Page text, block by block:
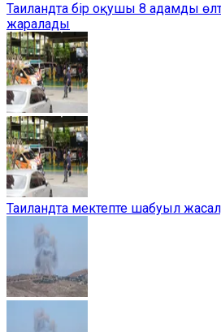
Таиландта бір оқушы 8 адамды
жаралады
Таиландта мектепте шабуыл